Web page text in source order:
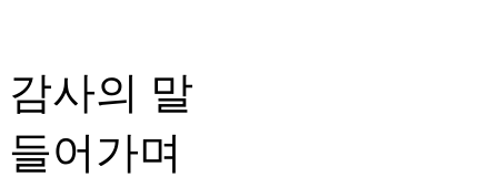
감사의 말
들어가며